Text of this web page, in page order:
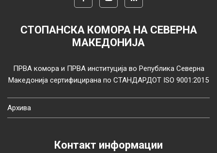
СТОПАНСКА КОМОРА НА СЕВЕРНА
МАКЕДОНИЈА
ПРВА комора и ПРВА институција во Република Северна
Македонија сертифицирана по СТАНДАРДОТ ISO 9001:2015
Архива
Контакт информации